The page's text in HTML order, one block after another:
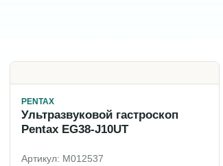
PENTAX
Ультразвуковой гастроскоп
Pentax EG38-J10UT
Артикул: M012537